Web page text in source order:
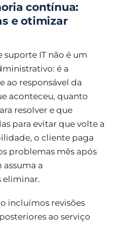
contínua:
e otimizar
IT não é um
é a
ao responsável da
aconteceu, quanto
resolver e que
para evitar que volte a
o cliente paga
problemas mês após
assuma a
eliminar.
incluímos revisões
ao serviço